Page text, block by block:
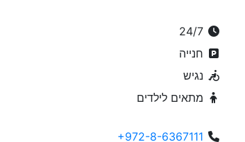
חנייה
נגיש
מתאים לילדים
+972-8-6367111